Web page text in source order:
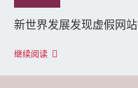
新世界发展发现虚假网站
继续阅读